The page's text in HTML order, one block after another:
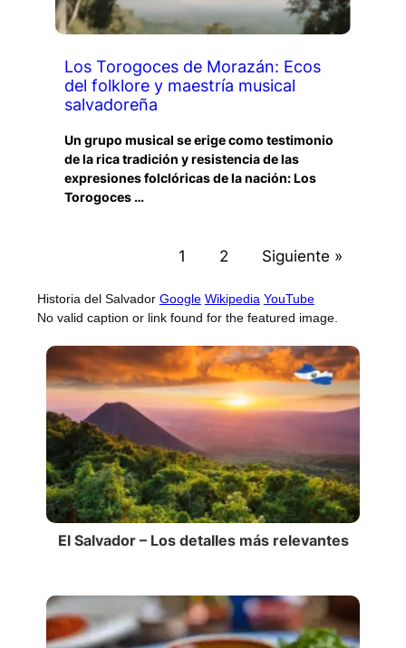
Los Torogoces de Morazán: Ecos
del folklore y maestría musical
salvadoreña
Un grupo musical se erige como testimonio
de la rica tradición y resistencia de las
expresiones folclóricas de la nación: Los
Torogoces …
1 2 Siguiente »
Historia del Salvador Google Wikipedia YouTube
No valid caption or link found for the featured image.
El Salvador – Los detalles más relevantes